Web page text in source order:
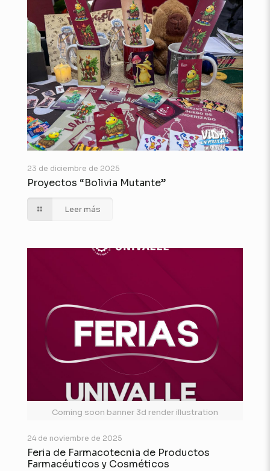
23 de diciembre de 2025
Proyectos “Bolivia Mutante”
Leer más
Coming soon banner 3d render illustration
24 de noviembre de 2025
Feria de Farmacotecnia de Productos
Farmacéuticos y Cosméticos